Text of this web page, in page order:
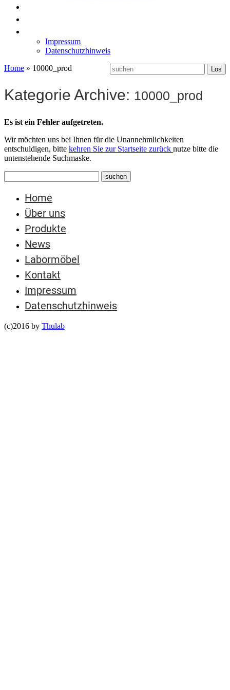
Impressum
Datenschutzhinweis
Home » 10000_prod
Kategorie Archive: 10000_prod
Es ist ein Fehler aufgetreten.
Wir möchten uns bei Ihnen für die Unannehmlichkeiten
entschuldigen, bitte kehren Sie zur Startseite zurück nutze bitte die
untenstehende Suchmaske.
Home
Über uns
Produkte
News
Labormöbel
Kontakt
Impressum
Datenschutzhinweis
(c)2016 by Thulab